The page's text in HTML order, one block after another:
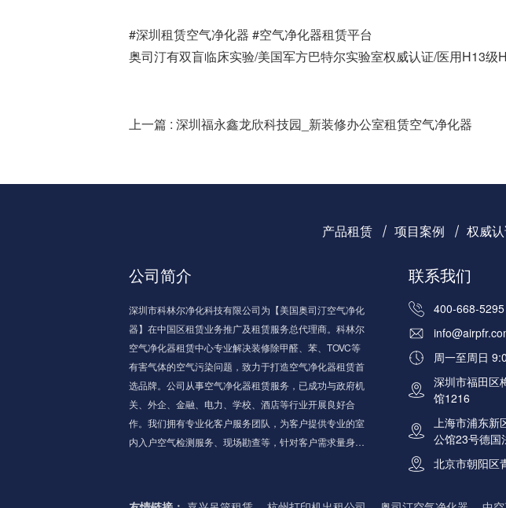
#深圳租赁空气净化器 #空气净化器租赁平台
奥司汀有双盲临床实验/美国军方巴特尔实验室权威认证/医用H13级
上一篇 : 深圳福永鑫龙欣科技园_新装修办公室租赁空气净化器
产品租赁 项目案例 权威
公司简介
深圳市科林尔净化科技有限公司为【美国奥司汀空气净化
器】在中国区租赁业务推广及租赁服务总代理商。科林尔
空气净化器租赁中心专业解决装修除甲醛、苯、TOVC等
有害气体的空气污染问题，致力于打造空气净化器租赁首
选品牌。公司从事空气净化器租赁服务，已成功与政府机
关、外企、金融、电力、学校、酒店等行业开展良好合
作。我们拥有专业化客户服务团队，为客户提供专业的室
内入户空气检测服务、现场勘查等，针对客户需求量身定
联系我们
400-668-5295
周一至周日
深圳市福田区
馆1216
上海市浦东新
公馆23号德国
北京市朝阳区